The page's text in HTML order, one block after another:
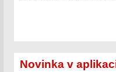
Novinka v